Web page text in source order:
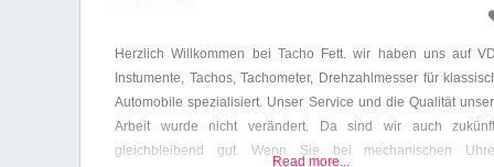
Herzlich Willkommen bei Tacho Fett. wir haben uns auf
Instumente, Tachos, Tachometer, Drehzahlmesser für
Automobile spezialisiert. Unser Service und die Qualität
Arbeit wurde nicht verändert. Da sind wir auch
gleichbleibend gut. Wenn Sie bei mechanischen
Read more...